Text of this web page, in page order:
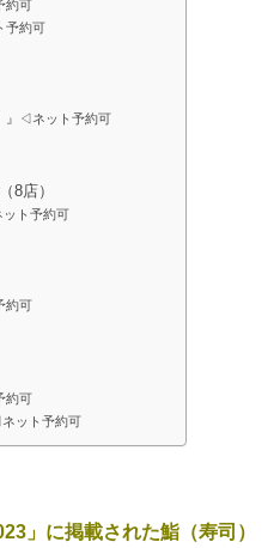
約可
予約可
』◁ネット予約可
8店）
ット予約可
約可
約可
ット予約可
」に掲載された鮨（寿司）